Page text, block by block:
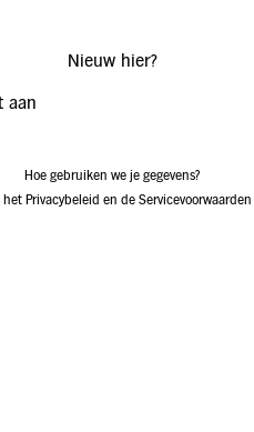
Nieuw hier?
aan
Hoe gebruiken we je gegevens?
het Privacybeleid en de Servicevoorwaarden